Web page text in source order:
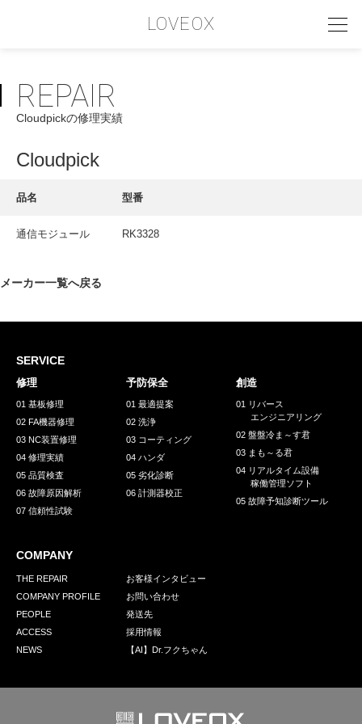
LOVEOX
PHILOSOPHY
フィロソフィー
COMPANY PROFILE
INTERVIEW
採用情報
GREEN CHALLENGE
環境への取り組み
お問い合わせ 発送先
REPAIR
Cloudpickの修理実績
Cloudpick
品名 型番
通信モジュール RK3328
メーカー一覧へ戻る
SERVICE
修理
01 基板修理
02 FA機器修理
03 NC装置修理
04 修理実績
05 品質検査
06 故障原因解析
07 信頼性試験
予防保全
01 最適提案
02 洗浄
03 コーティング
04 ハンダ
05 劣化診断
06 計測器校正
創造
01 リバース
エンジニアリング
02 盤盤冷ま～す君
03 まも～る君
04 リアルタイム設備
稼働管理ソフト
05 故障予知診断ツール
COMPANY
THE REPAIR
COMPANY PROFILE
PEOPLE
ACCESS
NEWS
お客様インタビュー
お問い合わせ
発送先
採用情報
【AI】Dr.フクちゃん